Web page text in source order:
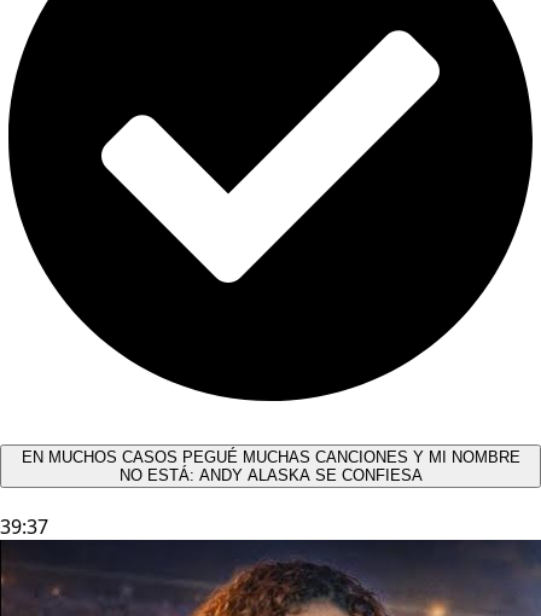
EN MUCHOS CASOS PEGUÉ MUCHAS CANCIONES Y MI NOMBRE
NO ESTÁ: ANDY ALASKA SE CONFIESA​
39:37